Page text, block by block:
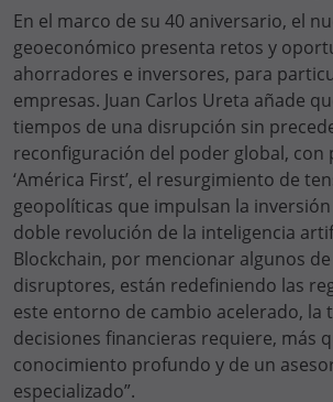
En el marco de su 40 aniversario, el
geoeconómico presenta retos y
ahorradores e inversores, para
empresas. Juan Carlos Ureta añade
tiempos de una disrupción sin
reconfiguración del poder global, con
‘América First’, el resurgimiento de
geopolíticas que impulsan la
doble revolución de la inteligencia
Blockchain, por mencionar algunos
disruptores, están redefiniendo las
este entorno de cambio acelerado, la
decisiones financieras requiere, más
conocimiento profundo y de un
especializado”.